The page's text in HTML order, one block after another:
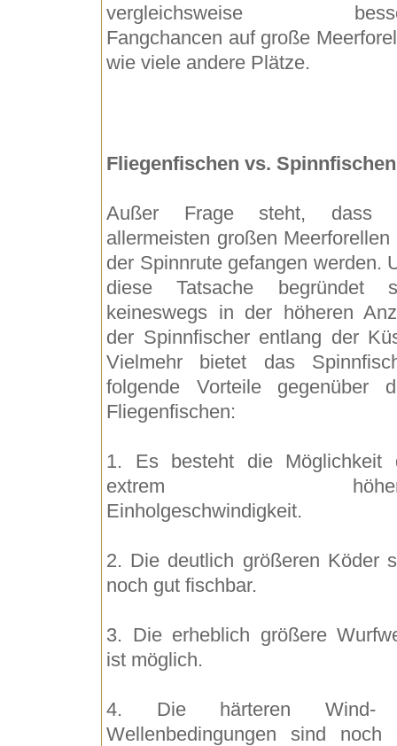
vergleichsweise
Fangchancen auf große
wie viele andere Plätze.
Fliegenfischen vs. Spinnfischen
Außer Frage steht, dass
allermeisten großen Meerforellen
der Spinnrute gefangen werden.
diese Tatsache begründet
keineswegs in der höheren
der Spinnfischer entlang der
Vielmehr bietet das
folgende Vorteile gegenüber
Fliegenfischen:
1. Es besteht die Möglichkeit
extrem
Einholgeschwindigkeit.
2. Die deutlich größeren Köder
noch gut fischbar.
3. Die erheblich größere
ist möglich.
4. Die härteren
Wellenbedingungen sind noch